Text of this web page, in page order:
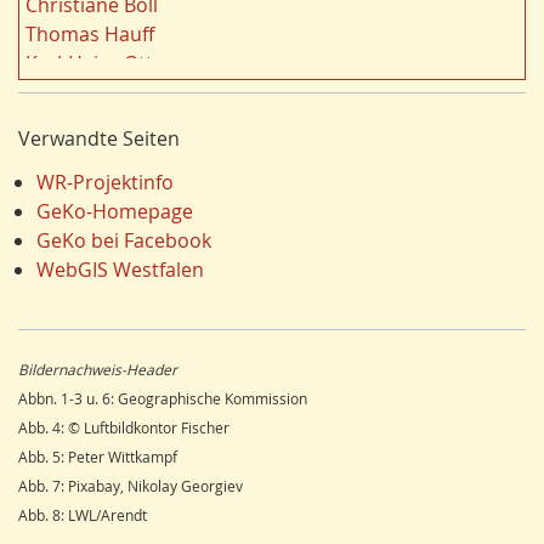
Dortmund 18
Energie/Energiewirtschaft
Fauna 17
Klima/Klimawandel
Hydrogeologie
LEADER 15
Religion 15
Einzelhandel 15
Umweltverschmutzung
Ostwestfalen 14
Siegerland 13
Radfahren/Radverkehr
Unterwelten 12
Schule 12
n
Thomas Hauff
Karl-Heinz Otto
Carola Bischoff
Jürgen Lethmate
Rudolf Bergmann
Hans-Werner Wehling
Klaus Temlitz
Stefan Harnischmacher
Julius Werner
Kreft-Kettermann
Gerhard Henkel
Friedrich Schulte-Derne
Ann-Kathrin Kusch
Karl Heinz Maurmann
Stefan Prott
Verwandte Seiten
WR-Projektinfo
GeKo-Homepage
GeKo bei Facebook
WebGIS Westfalen
Bildernachweis-Header
Abbn. 1-3 u. 6: Geographische Kommission
Abb. 4: © Luftbildkontor Fischer
Abb. 5: Peter Wittkampf
Abb. 7: Pixabay, Nikolay Georgiev
Abb. 8: LWL/Arendt